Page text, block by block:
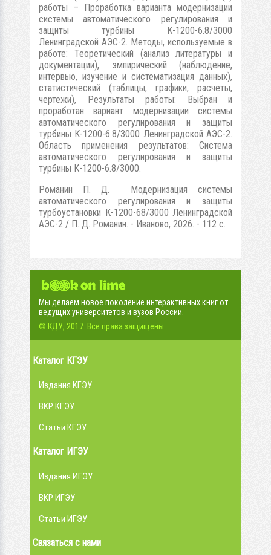
работы – Проработка варианта модернизации
системы автоматического регулирования и
защиты турбины К-1200-6.8/3000
Ленинградской АЭС-2. Методы, используемые в
работе: Теоретический (анализ литературы и
документации), эмпирический (наблюдение,
интервью, изучение и систематизация данных),
статистический (таблицы, графики, расчеты,
чертежи), Результаты работы: Выбран и
проработан вариант модернизации системы
автоматического регулирования и защиты
турбины К-1200-6.8/3000 Ленинградской АЭС-2.
Область применения результатов: Система
автоматического регулирования и защиты
турбины К-1200-6.8/3000.
Романин П. Д. Модернизация системы
автоматического регулирования и защиты
турбоустановки К-1200-68/3000 Ленинградской
АЭС-2 / П. Д. Романин. - Иваново, 2026. - 112 с.
Мы делаем новое поколение интерактивных книг от
ведущих университетов и вузов России.
© КДУ, 2017. Все права защищены.
Каталог КГЭУ
Издания КГЭУ
ВКР КГЭУ
Статьи КГЭУ
Каталог ИГЭУ
Издания ИГЭУ
ВКР ИГЭУ
Статьи ИГЭУ
Связаться с нами